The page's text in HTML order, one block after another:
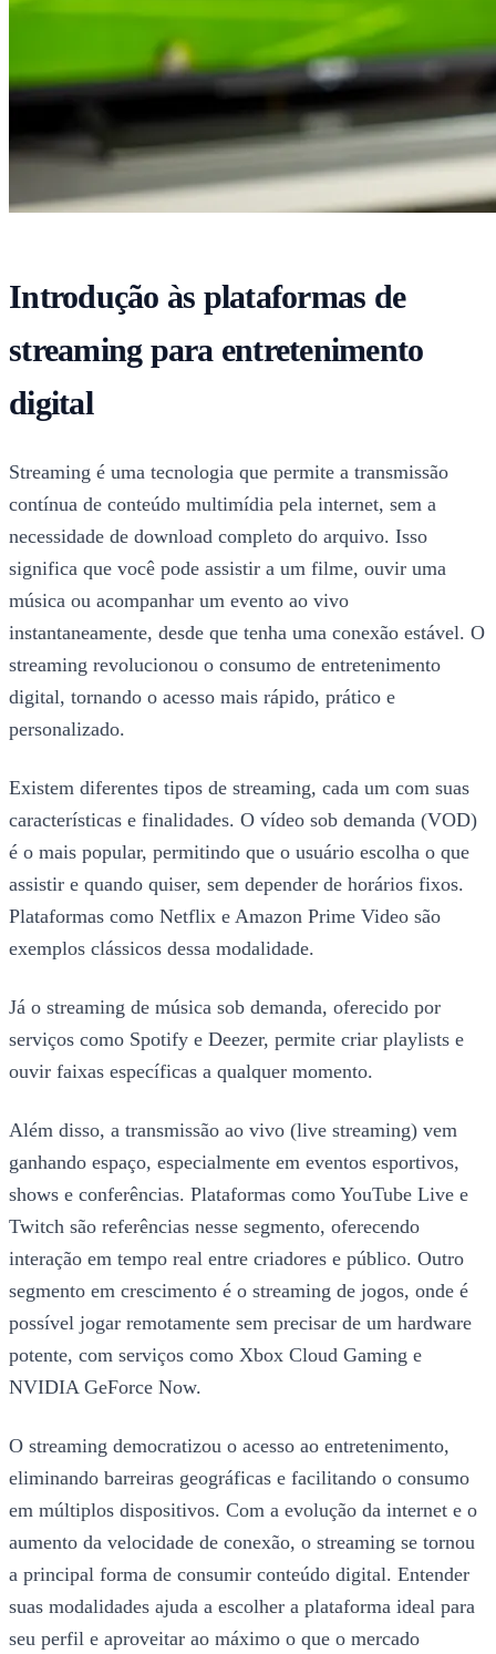
Introdução às plataformas de
streaming para entretenimento
digital
Streaming é uma tecnologia que permite a transmissão
contínua de conteúdo multimídia pela internet, sem a
necessidade de download completo do arquivo. Isso
significa que você pode assistir a um filme, ouvir uma
música ou acompanhar um evento ao vivo
instantaneamente, desde que tenha uma conexão estável. O
streaming revolucionou o consumo de entretenimento
digital, tornando o acesso mais rápido, prático e
personalizado.
Existem diferentes tipos de streaming, cada um com suas
características e finalidades. O vídeo sob demanda (VOD)
é o mais popular, permitindo que o usuário escolha o que
assistir e quando quiser, sem depender de horários fixos.
Plataformas como Netflix e Amazon Prime Video são
exemplos clássicos dessa modalidade.
Já o streaming de música sob demanda, oferecido por
serviços como Spotify e Deezer, permite criar playlists e
ouvir faixas específicas a qualquer momento.
Além disso, a transmissão ao vivo (live streaming) vem
ganhando espaço, especialmente em eventos esportivos,
shows e conferências. Plataformas como YouTube Live e
Twitch são referências nesse segmento, oferecendo
interação em tempo real entre criadores e público. Outro
segmento em crescimento é o streaming de jogos, onde é
possível jogar remotamente sem precisar de um hardware
potente, com serviços como Xbox Cloud Gaming e
NVIDIA GeForce Now.
O streaming democratizou o acesso ao entretenimento,
eliminando barreiras geográficas e facilitando o consumo
em múltiplos dispositivos. Com a evolução da internet e o
aumento da velocidade de conexão, o streaming se tornou
a principal forma de consumir conteúdo digital. Entender
suas modalidades ajuda a escolher a plataforma ideal para
seu perfil e aproveitar ao máximo o que o mercado